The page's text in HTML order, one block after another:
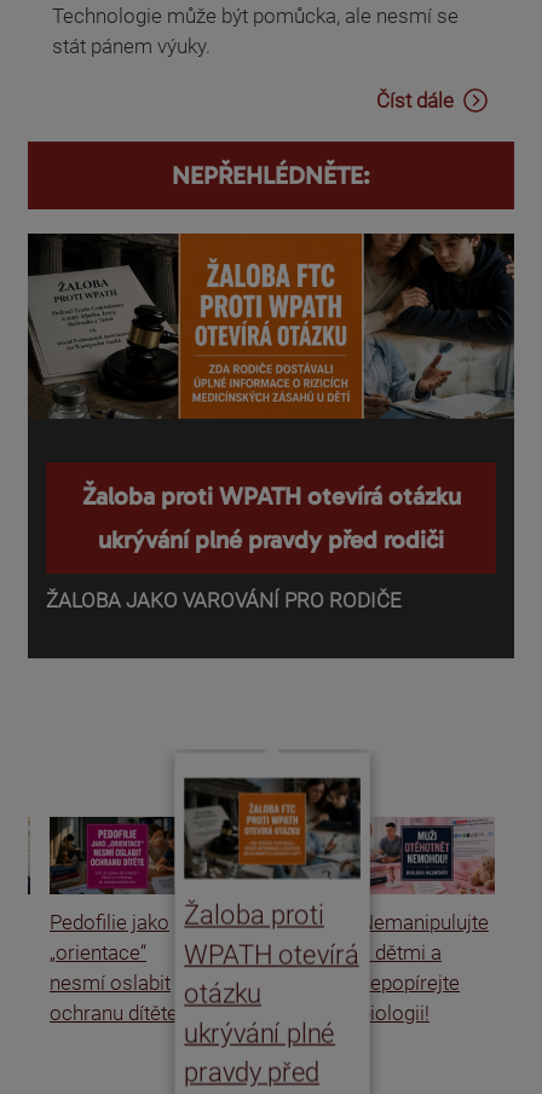
Technologie může být pomůcka, ale nesmí se
stát pánem výuky.
Číst dále
NEPŘEHLÉDNĚTE:
Žaloba proti WPATH otevírá otázku
ukrývání plné pravdy před rodiči
ŽALOBA JAKO VAROVÁNÍ PRO RODIČE
Pedofilie jako
„orientace“
nesmí oslabit
ochranu dítěte
Žaloba proti
WPATH otevírá
otázku
ukrývání plné
pravdy před
Nemanipulujte
s dětmi a
nepopírejte
biologii!